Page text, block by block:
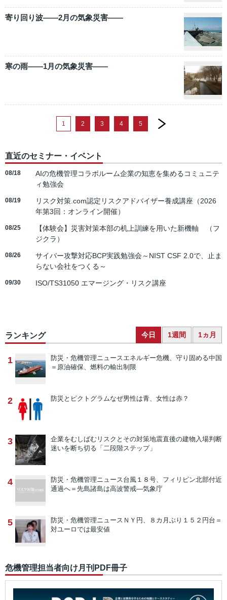
寄り回り波――2月の気象災害――
寒の雨――1月の気象災害――
1 2 3 4 5
next
直近のセミナー・イベント
08/18
AIの危機管理コラボルーム企業の知恵を集めるコミュニテ
ィ勉強会
08/19
リスク対策.com認定リスクアドバイザー養成講座（2026
年第3回：オンライン開催）
08/25
【体験会】災害対策本部の机上訓練を用いた新機軸 （フ
ジクラ）
08/26
サイバー攻撃対応BCP実践勉強会～NIST CSF 2.0で、止ま
らない会社をつくる～
09/30 ISO/TS31050 エマージング・リスク講座
ランキング 今日 1週間 1ヵ月
1 防災・危機管理ニュースエネルギー危機、守り固める中国
＝原油確保、燃料の輸出制限
2 防災とピクトグラムなぜ男性は青、女性は赤？
3 企業をむしばむリスクとその対策地震直後の建物入場判断
迷いを断ち切る「二段階ステップ」
4 防災・危機管理ニュース台風１８号、フィリピン北部付近
通過へ＝先島諸島は高波警戒―気象庁
5 防災・危機管理ニュース ＮＹ円、８カ月ぶり１５２円台＝
対ユーロでは最安値
危機管理担当者向け月刊PDF冊子